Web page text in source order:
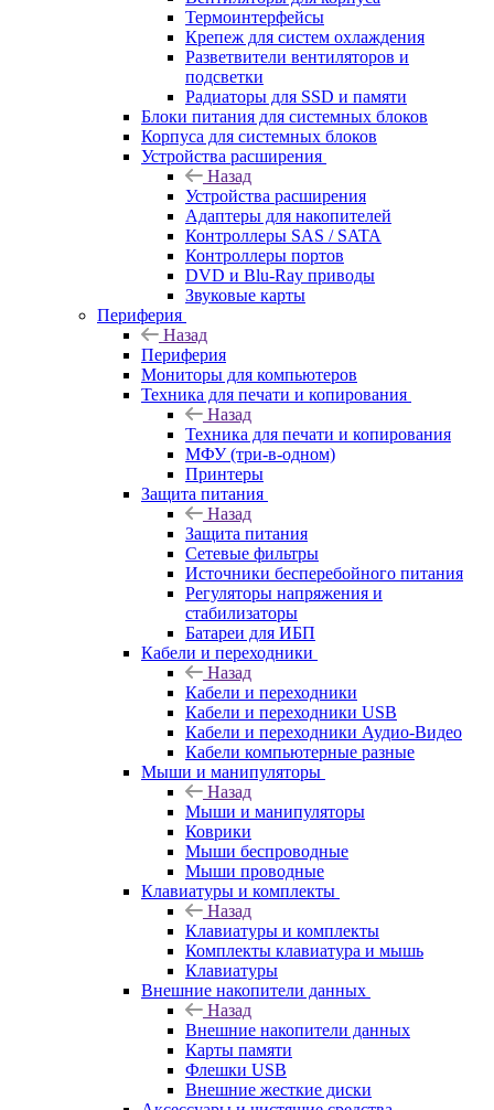
Термоинтерфейсы
Крепеж для систем охлаждения
Разветвители вентиляторов и
подсветки
Радиаторы для SSD и памяти
Блоки питания для системных блоков
Корпуса для системных блоков
Устройства расширения
Назад
Устройства расширения
Адаптеры для накопителей
Контроллеры SAS / SATA
Контроллеры портов
DVD и Blu-Ray приводы
Звуковые карты
Периферия
Назад
Периферия
Мониторы для компьютеров
Техника для печати и копирования
Назад
Техника для печати и копирования
МФУ (три-в-одном)
Принтеры
Защита питания
Назад
Защита питания
Сетевые фильтры
Источники бесперебойного питания
Регуляторы напряжения и
стабилизаторы
Батареи для ИБП
Кабели и переходники
Назад
Кабели и переходники
Кабели и переходники USB
Кабели и переходники Аудио-Видео
Кабели компьютерные разные
Мыши и манипуляторы
Назад
Мыши и манипуляторы
Коврики
Мыши беспроводные
Мыши проводные
Клавиатуры и комплекты
Назад
Клавиатуры и комплекты
Комплекты клавиатура и мышь
Клавиатуры
Внешние накопители данных
Назад
Внешние накопители данных
Карты памяти
Флешки USB
Внешние жесткие диски